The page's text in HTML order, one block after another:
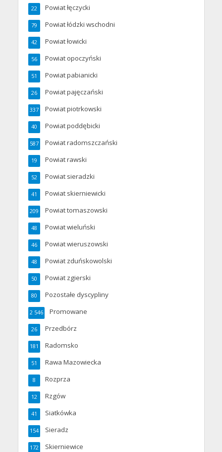
Powiat łęczycki
22
Powiat łódzki wschodni
79
Powiat łowicki
42
Powiat opoczyński
56
Powiat pabianicki
51
Powiat pajęczański
26
Powiat piotrkowski
337
Powiat poddębicki
40
Powiat radomszczański
587
Powiat rawski
19
Powiat sieradzki
52
Powiat skierniewicki
41
Powiat tomaszowski
209
Powiat wieluński
48
Powiat wieruszowski
46
Powiat zduńskowolski
48
Powiat zgierski
50
Pozostałe dyscypliny
80
Promowane
2 546
Przedbórz
26
Radomsko
181
Rawa Mazowiecka
51
Rozprza
8
Rzgów
12
Siatkówka
41
Sieradz
154
Skierniewice
172